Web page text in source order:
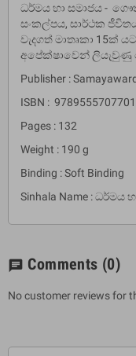
ධර්මය හා සමාජය -
සංකල්පය, සාර්ථක
වැදගත් මාතෘකා 15ක්
අපේක්ෂාවෙන්
Publisher :
ISBN : 9789555707701
Pages : 132
Weight : 190 g
Binding : Soft Binding
Sinhala Name : ධර්මය
chat Comments (0)
No customer reviews for